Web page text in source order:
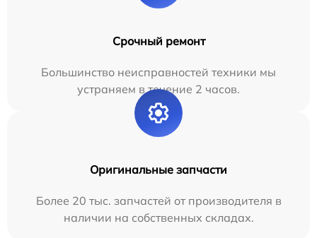
Срочный ремонт
Большинство неисправностей техники мы
устраняем в течение 2 часов.
Оригинальные запчасти
Более 20 тыс. запчастей от производителя в
наличии на собственных складах.